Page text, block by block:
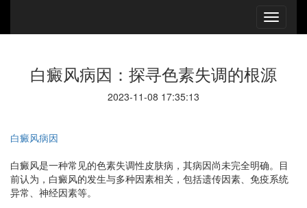
白癜风病因：探寻色素失调的根源
2023-11-08 17:35:13
白癜风病因
白癜风是一种常见的色素失调性皮肤病，其病因尚未完全明确。目
前认为，白癜风的发生与多种因素相关，包括遗传因素、免疫系统
异常、神经因素等。